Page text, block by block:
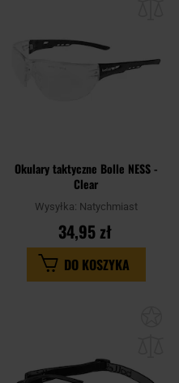
Okulary taktyczne Bolle NESS -
Clear
Wysyłka: Natychmiast
34,95 zł
DO KOSZYKA